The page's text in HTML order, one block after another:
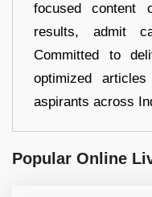
focused content
results, admit
Committed to
optimized
aspirants across
Popular Online